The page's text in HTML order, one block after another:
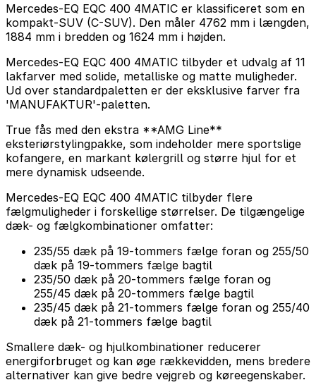
Mercedes-EQ EQC 400 4MATIC er klassificeret som en
kompakt-SUV (C-SUV). Den måler 4762 mm i længden,
1884 mm i bredden og 1624 mm i højden.
Mercedes-EQ EQC 400 4MATIC tilbyder et udvalg af 11
lakfarver med solide, metalliske og matte muligheder.
Ud over standardpaletten er der eksklusive farver fra
'MANUFAKTUR'-paletten.
True fås med den ekstra **AMG Line**
eksteriørstylingpakke, som indeholder mere sportslige
kofangere, en markant kølergrill og større hjul for et
mere dynamisk udseende.
Mercedes-EQ EQC 400 4MATIC tilbyder flere
fælgmuligheder i forskellige størrelser. De tilgængelige
dæk- og fælgkombinationer omfatter:
235/55 dæk på 19-tommers fælge foran og 255/50
dæk på 19-tommers fælge bagtil
235/50 dæk på 20-tommers fælge foran og
255/45 dæk på 20-tommers fælge bagtil
235/45 dæk på 21-tommers fælge foran og 255/40
dæk på 21-tommers fælge bagtil
Smallere dæk- og hjulkombinationer reducerer
energiforbruget og kan øge rækkevidden, mens bredere
alternativer kan give bedre vejgreb og køreegenskaber.